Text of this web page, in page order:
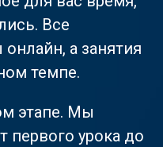
Все
а занятия
темпе.
этапе. Мы
первого урока до